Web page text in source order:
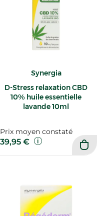
Synergia
D-Stress relaxation CBD
10% huile essentielle
lavande 10ml
Prix moyen constaté
39,95 €